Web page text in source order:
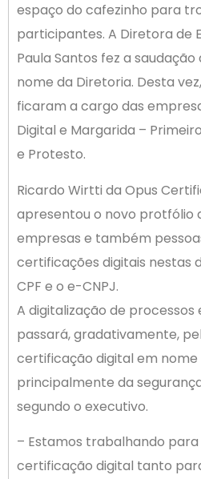
espaço do cafezinho para
participantes. A Diretora de
Paula Santos fez a
nome da Diretoria. Desta
ficaram a cargo das
Digital e Margarida –
e Protesto.
Ricardo Wirtti da Opus
apresentou o novo protfólio
empresas e também
certificações digitais nestas
CPF e o e-CNPJ.
A digitalização de processos
passará, gradativamente,
certificação digital em
principalmente da
segundo o executivo.
– Estamos trabalhando
certificação digital tanto